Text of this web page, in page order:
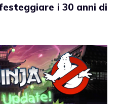
i 30 anni di